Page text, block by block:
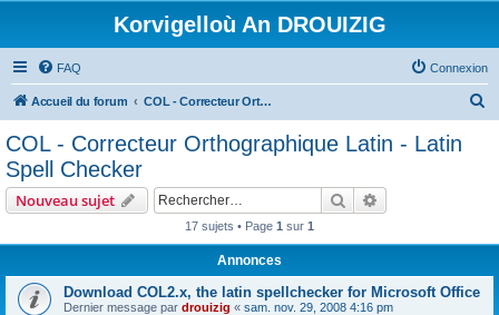
Korvigelloù An DROUIZIG
FAQ Connexion
Accueil du forum COL - Correcteur Orthographique Latin - Latin Spell Checker
COL - Correcteur Orthographique Latin - Latin
Spell Checker
Nouveau sujet Rechercher
17 sujets • Page 1 sur 1
Annonces
Download COL2.x, the latin spellchecker for Microsoft Office
Dernier message par drouizig « sam. nov. 29, 2008 4:16 pm